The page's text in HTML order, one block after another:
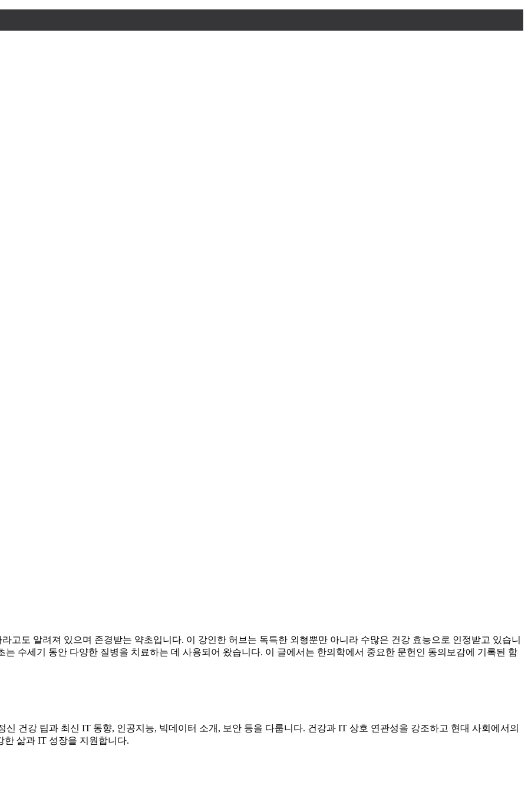
고도 알려져 있으며 존경받는 약초입니다. 이 강인한 허브는 독특한 외형뿐만 아니라 수많은 건강 효능으로 인정받고 있습니
수세기 동안 다양한 질병을 치료하는 데 사용되어 왔습니다. 이 글에서는 한의학에서 중요한 문헌인 동의보감에 기록된 함
건강 팁과 최신 IT 동향, 인공지능, 빅데이터 소개, 보안 등을 다룹니다. 건강과 IT 상호 연관성을 강조하고 현대 사회에서의
한 삶과 IT 성장을 지원합니다.